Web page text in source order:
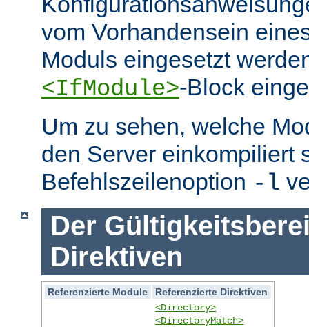
vom Vorhandensein
Moduls eingesetzt
<IfModule>-Block
Um zu sehen, welche
den Server einkompiliert
Befehlszeilenoption -l
Der
Direktiven
Referenzierte Module
Referenzierte Direktiven
<Directory>
<DirectoryMatch>